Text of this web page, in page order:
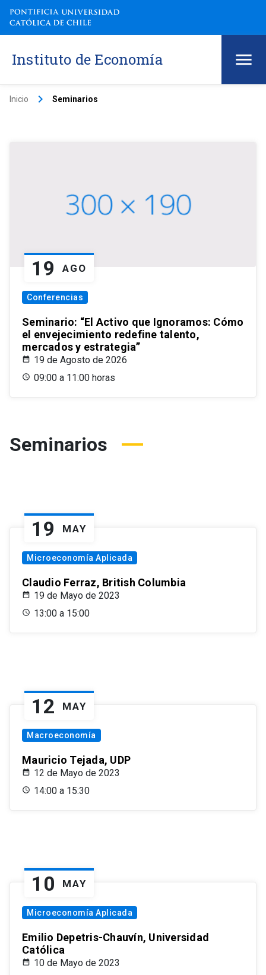
Instituto de Economía
Inicio keyboard_arrow_right Seminarios
19 AGO
Conferencias
Seminario: “El Activo que Ignoramos: Cómo
el envejecimiento redefine talento,
mercados y estrategia”
19 de Agosto de 2026
09:00 a 11:00 horas
Seminarios
19 MAY
Microeconomía Aplicada
Claudio Ferraz, British Columbia
19 de Mayo de 2023
13:00 a 15:00
12 MAY
Macroeconomía
Mauricio Tejada, UDP
12 de Mayo de 2023
14:00 a 15:30
10 MAY
Microeconomía Aplicada
Emilio Depetris-Chauvín, Universidad
Católica
10 de Mayo de 2023